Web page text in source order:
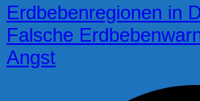
Erdbebenregionen in
Falsche
Angst